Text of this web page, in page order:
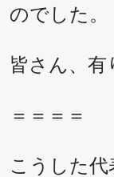
のでした。
皆さん、有
＝＝＝＝
こうした代